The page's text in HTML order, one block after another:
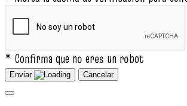
* Confirma que no eres un robot
Enviar Cancelar